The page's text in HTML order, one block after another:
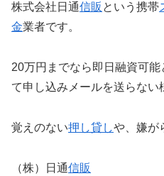
株式会社日通信販 という携帯
金業者です。
20万円までなら即日融資可
て申し込みメールを送らない
覚えのない押し貸しや、嫌が
（株）日通信販